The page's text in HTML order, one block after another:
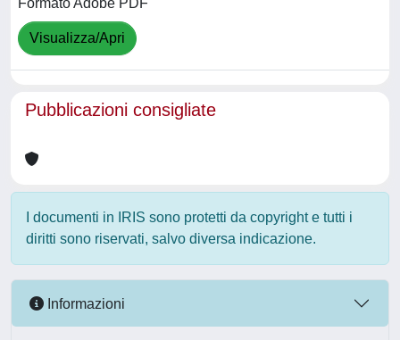
Formato Adobe PDF
Visualizza/Apri
Pubblicazioni consigliate
I documenti in IRIS sono protetti da copyright e tutti i
diritti sono riservati, salvo diversa indicazione.
Informazioni